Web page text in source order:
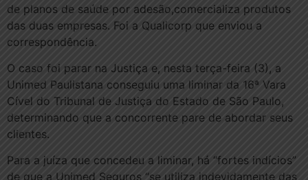
de planos de saúde por adesão,comercializa produtos
das duas empresas. Foi a Qualicorp que enviou a
correspondência.
O caso foi parar na Justiça e, nesta terça-feira (3), a
Unimed Paulistana conseguiu uma liminar da 16ª Vara
Cível do Tribunal de Justiça do Estado de São Paulo,
determinando que a concorrente pare de abordar seus
clientes.
Para a juíza que concedeu a liminar, há “fortes indícios”
de que a Unimed Seguros “se utiliza indevidamente das